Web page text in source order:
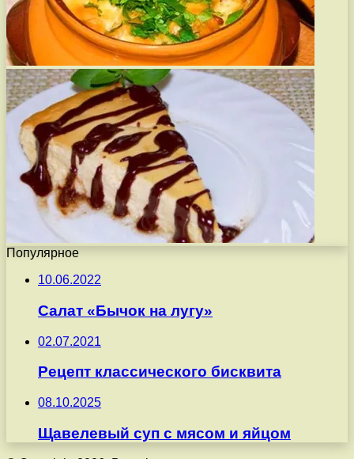
Популярное
10.06.2022
Салат «Бычок на лугу»
02.07.2021
Рецепт классического бисквита
08.10.2025
Щавелевый суп с мясом и яйцом